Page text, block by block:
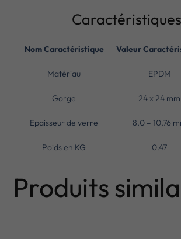
Caractéristiques
Nom Caractéristique Valeur
Matériau EPDM
Gorge 24 x 24 mm
Epaisseur de verre 8,0 – 10,76
Poids en KG 0.47
Produits